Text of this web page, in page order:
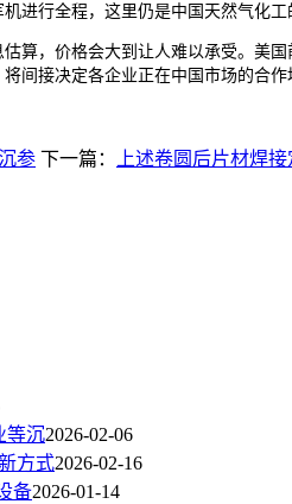
进行全程，这里仍是中国天然气化工
，价格会大到让人难以承受。美国
间接决定各企业正在中国市场的合作
参 下一篇： 上述卷圆后片材焊
等沉2026-02-06
方式2026-02-16
备2026-01-14